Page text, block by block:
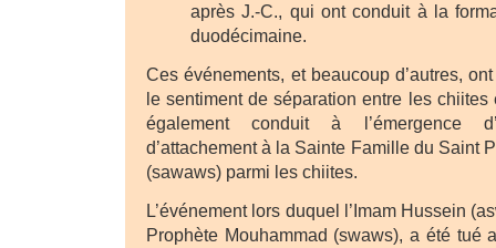
après J.-C., qui ont conduit à la
duodécimaine.
Ces événements, et beaucoup d’autres,
le sentiment de séparation entre les chiites
également conduit à l’émergence
d’attachement à la Sainte Famille du Saint
(sawaws) parmi les chiites.
L’événement lors duquel l’Imam Hussein
Prophète Mouhammad (swaws), a été tué